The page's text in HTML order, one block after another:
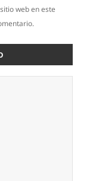
web en este